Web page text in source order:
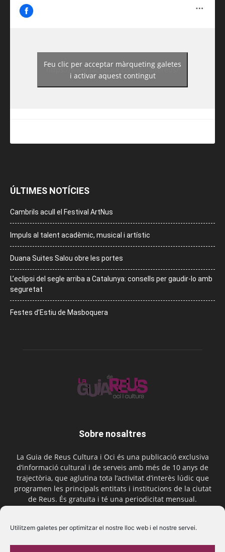
Utilitzem galetes per optimitzar el nostre lloc web i el nostre servei.
https://www.facebook.com/guiadereus/
Feu clic per acceptar màrqueting galetes
i activar aquest contingut
ÚLTIMES NOTÍCIES
Cambrils acull el Festival ArtNus
Impuls al talent acadèmic, musical i artístic
Duana Suites Salou obre les portes
L’eclipsi del segle arriba a Catalunya: consells per gaudir-lo amb
seguretat
Festes d’Estiu de Masboquera
Sobre nosaltres
La Guia de Reus Cultura i Oci és una publicació exclusiva
d’informació cultural i de serveis amb més de 10 anys de
trajectòria, que aglutina tota l’activitat d’interès lúdic que
programen les principals entitats i institucions de la ciutat
de Reus. És gratuïta i té una periodicitat mensual.